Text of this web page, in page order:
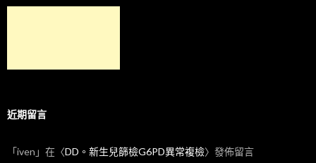
近期留言
「iven 」在〈DD。新生兒篩檢G6PD異常複檢〉發佈留言